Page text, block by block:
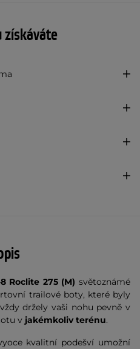
získáváte
Roclite 275 (M) světoznámé
trailové boty, které byly
držely vaši nohu pevně v
v jakémkoliv terénu.
kvalitní podešví umožní